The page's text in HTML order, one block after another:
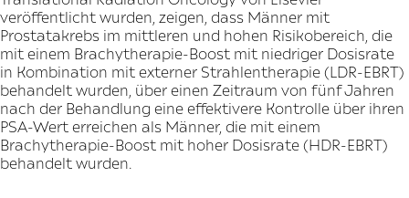
veröffentlicht wurden, zeigen, dass Männer mit
Prostatakrebs im mittleren und hohen Risikobereich, die
mit einem Brachytherapie-Boost mit niedriger Dosisrate
in Kombination mit externer Strahlentherapie (LDR-EBRT)
behandelt wurden, über einen Zeitraum von fünf Jahren
nach der Behandlung eine effektivere Kontrolle über ihren
PSA-Wert erreichen als Männer, die mit einem
Brachytherapie-Boost mit hoher Dosisrate (HDR-EBRT)
behandelt wurden.